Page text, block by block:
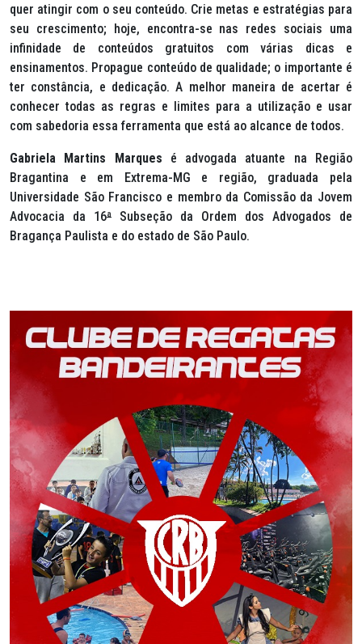
quer atingir com o seu conteúdo. Crie metas e estratégias para
seu crescimento; hoje, encontra-se nas redes sociais uma
infinidade de conteúdos gratuitos com várias dicas e
ensinamentos. Propague conteúdo de qualidade; o importante é
ter constância, e dedicação. A melhor maneira de acertar é
conhecer todas as regras e limites para a utilização e usar
com sabedoria essa ferramenta que está ao alcance de todos.
Gabriela Martins Marques é advogada atuante na Região
Bragantina e em Extrema-MG e região, graduada pela
Universidade São Francisco e membro da Comissão da Jovem
Advocacia da 16ª Subseção da Ordem dos Advogados de
Bragança Paulista e do estado de São Paulo.